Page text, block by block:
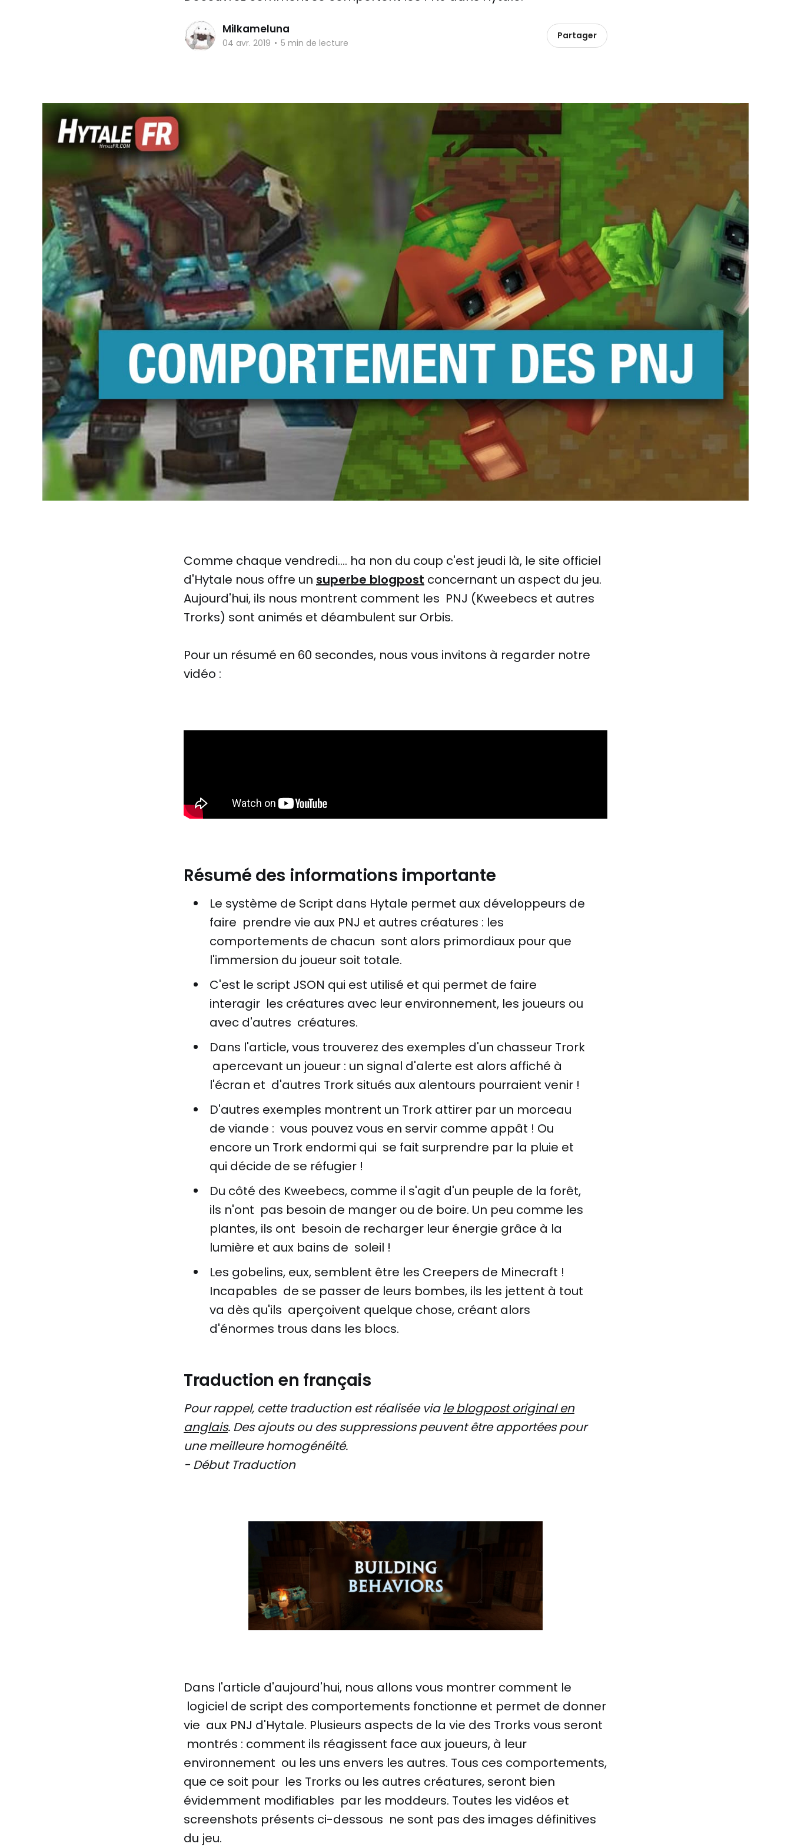
Milkameluna
04 avr. 2019 • 5 min de lecture
Partager
Comme chaque vendredi.... ha non du coup c'est jeudi là, le site officiel
d'Hytale nous offre un superbe blogpost concernant un aspect du jeu.
Aujourd'hui, ils nous montrent comment les PNJ (Kweebecs et autres
Trorks) sont animés et déambulent sur Orbis.
Pour un résumé en 60 secondes, nous vous invitons à regarder notre
vidéo :
Résumé des informations importante
Le système de Script dans Hytale permet aux développeurs de
faire prendre vie aux PNJ et autres créatures : les
comportements de chacun sont alors primordiaux pour que
l'immersion du joueur soit totale.
C'est le script JSON qui est utilisé et qui permet de faire
interagir les créatures avec leur environnement, les joueurs ou
avec d'autres créatures.
Dans l'article, vous trouverez des exemples d'un chasseur Trork
apercevant un joueur : un signal d'alerte est alors affiché à
l'écran et d'autres Trork situés aux alentours pourraient venir !
D'autres exemples montrent un Trork attirer par un morceau
de viande : vous pouvez vous en servir comme appât ! Ou
encore un Trork endormi qui se fait surprendre par la pluie et
qui décide de se réfugier !
Du côté des Kweebecs, comme il s'agit d'un peuple de la forêt,
ils n'ont pas besoin de manger ou de boire. Un peu comme les
plantes, ils ont besoin de recharger leur énergie grâce à la
lumière et aux bains de soleil !
Les gobelins, eux, semblent être les Creepers de Minecraft !
Incapables de se passer de leurs bombes, ils les jettent à tout
va dès qu'ils aperçoivent quelque chose, créant alors
d'énormes trous dans les blocs.
Traduction en français
Pour rappel, cette traduction est réalisée viale blogpost original en
anglais. Des ajouts ou des suppressions peuvent être apportées pour
une meilleure homogénéité.
- Début Traduction
Dans l'article d'aujourd'hui, nous allons vous montrer comment le
logiciel de script des comportements fonctionne et permet de donner
vie aux PNJ d'Hytale. Plusieurs aspects de la vie des Trorks vous seront
montrés : comment ils réagissent face aux joueurs, à leur
environnement ou les uns envers les autres. Tous ces comportements,
que ce soit pour les Trorks ou les autres créatures, seront bien
évidemment modifiables par les moddeurs. Toutes les vidéos et
screenshots présents ci-dessous ne sont pas des images définitives
du jeu.